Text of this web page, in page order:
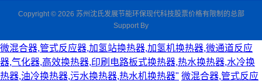
Copyright © 2026 苏州沈氏发展节能环保现代科技股票价格有限制的总部
Support By
微混合器,管式反应器,加氢站换热器,加氢机换热器,微通道反应
器,气化器,高效换热器,印刷电路板式换热器,热水换热器,水冷换
热器,油冷换热器,污水换热器,热水机换热器" 微混合器,管式反应